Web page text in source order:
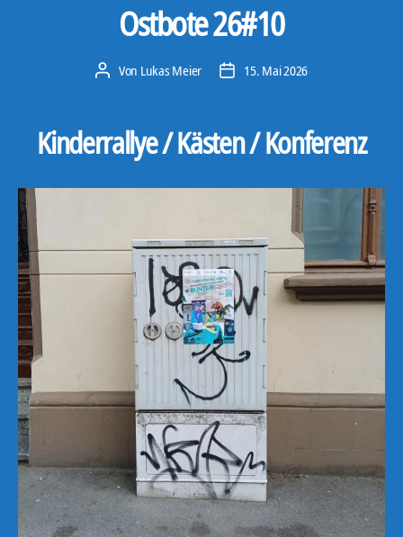
Ostbote 26#10
Beitragsautor
Von Lukas Meier Veröffentlichungsdatum
15. Mai 2026
Kinderrallye / Kästen / Konferenz